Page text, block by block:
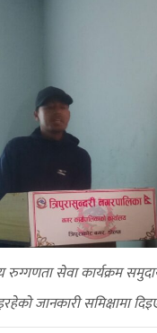
रुग्गणता सेवा कार्यक्रम
जानकारी समिक्षामा